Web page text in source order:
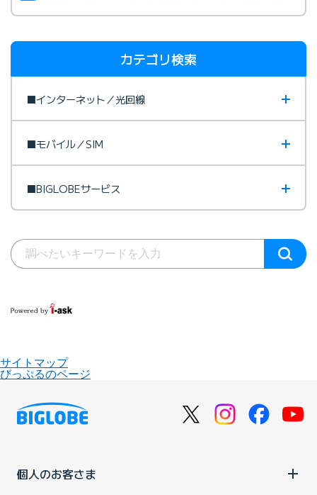
カテゴリ検索
■インターネット／光回線
■モバイル／SIM
■BIGLOBEサービス
サイトマップ
びっぷるのページ
個人のお客さま